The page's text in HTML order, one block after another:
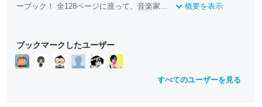
ーブック！ 全128ページに渡って、 音楽家... 概要を表示
ブックマークしたユーザー
すべてのユーザーを見る